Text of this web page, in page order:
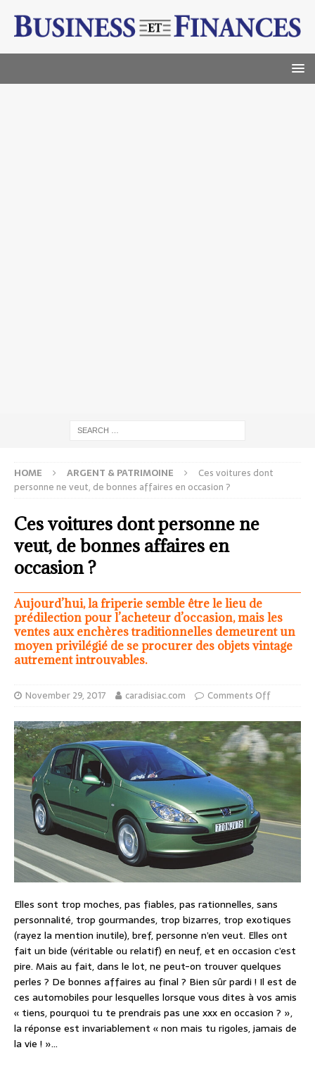
HOME ARGENT & PATRIMOINE
Ces voitures dont
personne ne veut, de bonnes affaires en occasion ?
Ces voitures dont personne ne
veut, de bonnes affaires en
occasion ?
Aujourd’hui, la friperie semble être le lieu de
prédilection pour l’acheteur d’occasion, mais les
ventes aux enchères traditionnelles demeurent un
moyen privilégié de se procurer des objets vintage
autrement introuvables.
November 29, 2017 caradisiac.com Comments Off
Elles sont trop moches, pas fiables, pas rationnelles, sans
personnalité, trop gourmandes, trop bizarres, trop exotiques
(rayez la mention inutile), bref, personne n’en veut. Elles ont
fait un bide (véritable ou relatif) en neuf, et en occasion c’est
pire. Mais au fait, dans le lot, ne peut-on trouver quelques
perles ? De bonnes affaires au final ? Bien sûr pardi ! Il est de
ces automobiles pour lesquelles lorsque vous dites à vos amis
« tiens, pourquoi tu te prendrais pas une xxx en occasion ? »,
la réponse est invariablement « non mais tu rigoles, jamais de
la vie ! »…